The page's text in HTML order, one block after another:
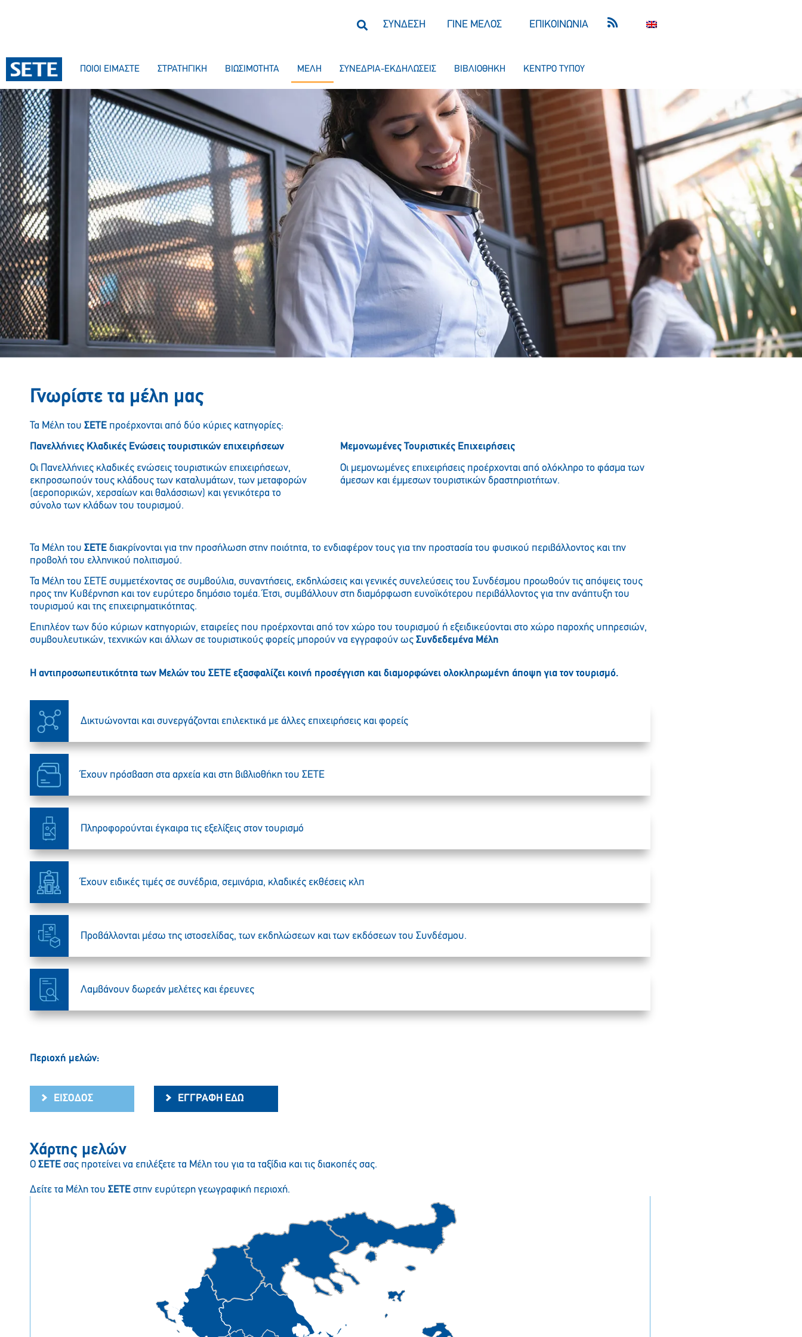
ΣΥΝΔΕΣΗ ΓΙΝΕ ΜΕΛΟΣ ΕΠΙΚΟΙΝΩΝΙΑ
ΠΟΙΟΙ ΕΙΜΑΣΤΕ ΣΤΡΑΤΗΓΙΚΗ ΒΙΩΣΙΜΟΤΗΤΑ ΜΕΛΗ ΣΥΝΕΔΡΙΑ-ΕΚΔΗΛΩΣΕΙΣ ΒΙΒΛΙΟΘΗΚΗ ΚΕΝΤΡΟ ΤΥΠΟΥ
Γνωρίστε τα μέλη μας
Τα Μέλη του ΣΕΤΕ προέρχονται από δύο κύριες κατηγορίες:
Πανελλήνιες Κλαδικές Ενώσεις τουριστικών επιχειρήσεων
Οι Πανελλήνιες κλαδικές ενώσεις τουριστικών επιχειρήσεων,
εκπροσωπούν τους κλάδους των καταλυμάτων, των μεταφορών
(αεροπορικών, χερσαίων και θαλάσσιων) και γενικότερα το
σύνολο των κλάδων του τουρισμού.
Μεμονωμένες Τουριστικές Επιχειρήσεις
Οι μεμονωμένες επιχειρήσεις προέρχονται από ολόκληρο το φάσμα των
άμεσων και έμμεσων τουριστικών δραστηριοτήτων.
Τα Μέλη του ΣΕΤΕ διακρίνονται για την προσήλωση στην ποιότητα, το ενδιαφέρον τους για την προστασία του φυσικού περιβάλλοντος και την
προβολή του ελληνικού πολιτισμού.
Τα Μέλη του ΣETE συμμετέχοντας σε συμβούλια, συναντήσεις, εκδηλώσεις και γενικές συνελεύσεις του Συνδέσμου προωθούν τις απόψεις τους
προς την Κυβέρνηση και τον ευρύτερο δημόσιο τομέα. Έτσι, συμβάλλουν στη διαμόρφωση ευνοϊκότερου περιβάλλοντος για την ανάπτυξη του
τουρισμού και της επιχειρηματικότητας.
Επιπλέον των δύο κύριων κατηγοριών, εταιρείες που προέρχονται από τον χώρο του τουρισμού ή εξειδικεύονται στο χώρο παροχής υπηρεσιών,
συμβουλευτικών, τεχνικών και άλλων σε τουριστικούς φορείς μπορούν να εγγραφούν ως Συνδεδεμένα Μέλη
H αντιπροσωπευτικότητα των Μελών του ΣETE εξασφαλίζει κοινή προσέγγιση και διαμορφώνει ολοκληρωμένη άποψη για τον τουρισμό.
Δικτυώνονται και συνεργάζονται επιλεκτικά με άλλες επιχειρήσεις και φορείς
Έχουν πρόσβαση στα αρχεία και στη βιβλιοθήκη του ΣETE
Πληροφορούνται έγκαιρα τις εξελίξεις στον τουρισμό
Έχουν ειδικές τιμές σε συνέδρια, σεμινάρια, κλαδικές εκθέσεις κλπ
Προβάλλονται μέσω της ιστοσελίδας, των εκδηλώσεων και των εκδόσεων του Συνδέσμου.
Λαμβάνουν δωρεάν μελέτες και έρευνες
Περιοχή μελών:
ΕΙΣΟΔΟΣ ΕΓΓΡΑΦΗ ΕΔΩ
Χάρτης μελών
Ο ΣΕΤΕ σας προτείνει να επιλέξετε τα Μέλη του για τα ταξίδια και τις διακοπές σας.
Δείτε τα Μέλη του ΣΕΤΕ στην ευρύτερη γεωγραφική περιοχή.